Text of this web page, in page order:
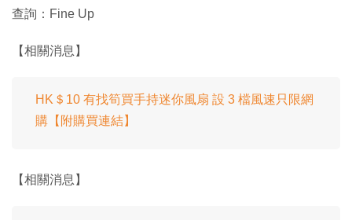
查詢：Fine Up
【相關消息】
HK＄10 有找筍買手持迷你風扇 設 3 檔風速只限網
購【附購買連結】
【相關消息】